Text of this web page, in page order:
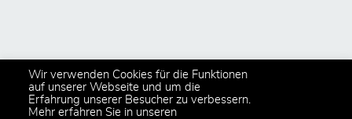
© 2024 Copyright CT Academy AG
Wir verwenden Cookies für die Funktionen
auf unserer Webseite und um die
Erfahrung unserer Besucher zu verbessern.
Mehr erfahren Sie in unseren